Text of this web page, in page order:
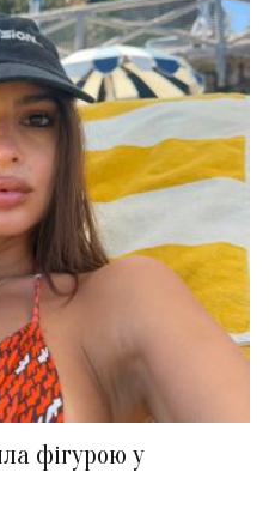
фігурою у